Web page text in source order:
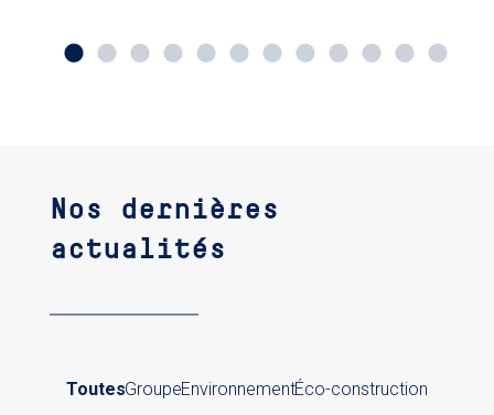
Nos dernières
actualités
ToutesGroupeEnvironnementÉco-construction